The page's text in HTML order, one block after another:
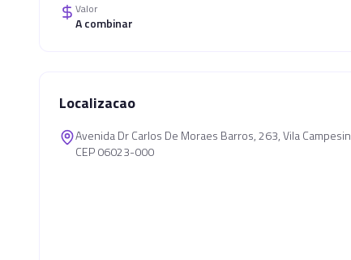
Valor
A combinar
Localizacao
Avenida Dr Carlos De Moraes Barros, 263, Vila
CEP 06023-000